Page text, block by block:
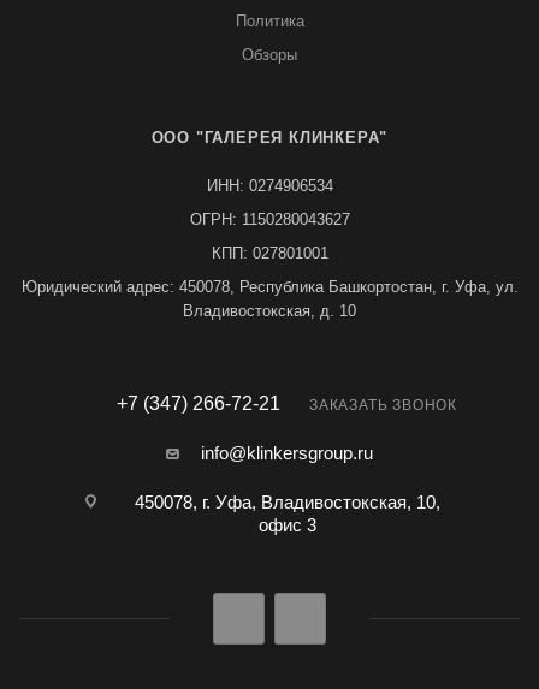
Политика
Обзоры
ООО "ГАЛЕРЕЯ КЛИНКЕРА"
ИНН: 0274906534
ОГРН: 1150280043627
КПП: 027801001
Юридический адрес: 450078, Республика Башкортостан, г. Уфа, ул.
Владивостокская, д. 10
+7 (347) 266-72-21 ЗАКАЗАТЬ ЗВОНОК
info@klinkersgroup.ru
450078, г. Уфа, Владивостокская, 10,
офис 3